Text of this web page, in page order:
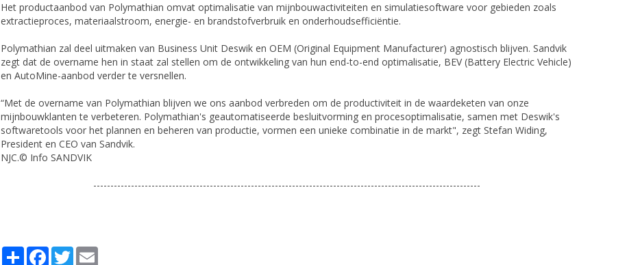
Het productaanbod van Polymathian omvat optimalisatie van mijnbouwactiviteiten en simulatiesoftware voor gebieden zoals
extractieproces, materiaalstroom, energie- en brandstofverbruik en onderhoudsefficiëntie.
Polymathian zal deel uitmaken van Business Unit Deswik en OEM (Original Equipment Manufacturer) agnostisch blijven. Sandvik
zegt dat de overname hen in staat zal stellen om de ontwikkeling van hun end-to-end optimalisatie, BEV (Battery Electric Vehicle)
en AutoMine-aanbod verder te versnellen.
“Met de overname van Polymathian blijven we ons aanbod verbreden om de productiviteit in de waardeketen van onze
mijnbouwklanten te verbeteren. Polymathian's geautomatiseerde besluitvorming en procesoptimalisatie, samen met Deswik's
softwaretools voor het plannen en beheren van productie, vormen een unieke combinatie in de markt", zegt Stefan Widing,
President en CEO van Sandvik.
NJC.© Info SANDVIK
-----------------------------------------------------------------------------------------------------------------
PartagerFacebook
TwitterEmail